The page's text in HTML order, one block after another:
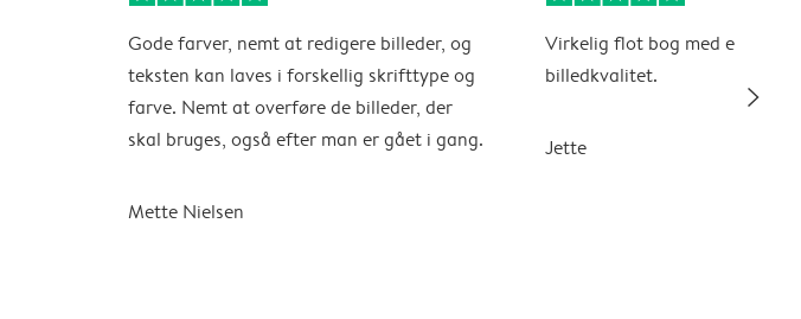
Gode farver, nemt at redigere billeder, og
teksten kan laves i forskellig skrifttype og
farve. Nemt at overføre de billeder, der
skal bruges, også efter man er gået i gang.
Mette Nielsen
Virkelig flot bog med en super
billedkvalitet.
Jette
slim_arrow_right